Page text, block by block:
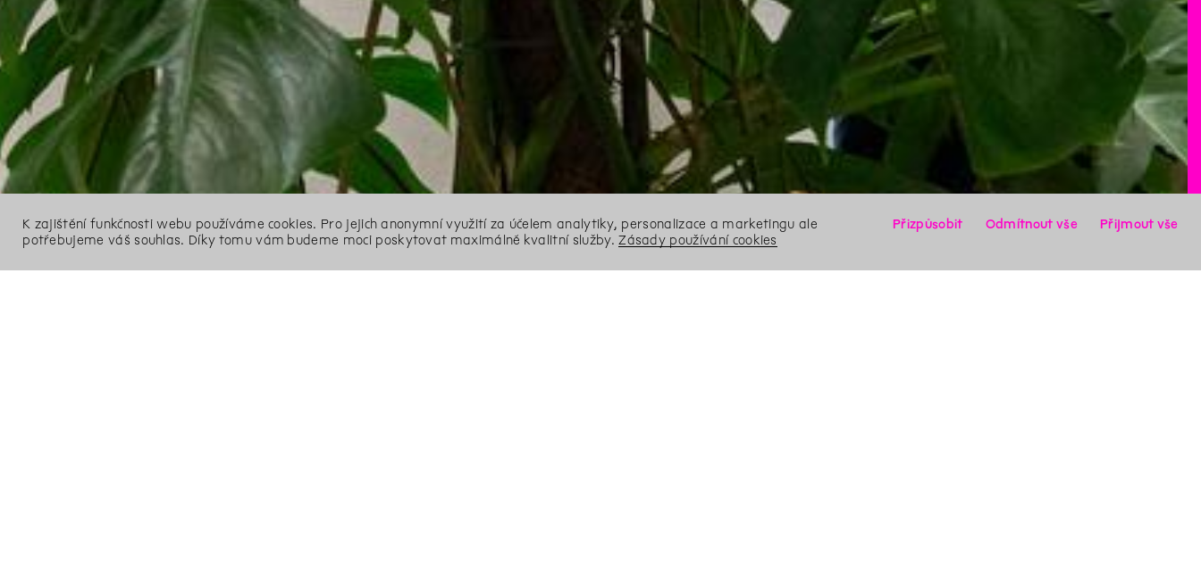
K zajištění funkčnosti webu používáme cookies. Pro jejich anonymní využití za účelem analytiky, personalizace a marketingu ale
potřebujeme váš souhlas. Díky tomu vám budeme moci poskytovat maximálně kvalitní služby.Zásady používání cookies
Přizpůsobit Odmítnout vše Přijmout vše